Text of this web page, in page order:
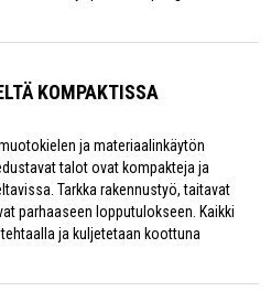
KOMPAKTISSA
ja materiaalinkäytön
talot ovat kompakteja ja
Tarkka rakennustyö, taitavat
parhaaseen lopputulokseen. Kaikki
ja kuljetetaan koottuna